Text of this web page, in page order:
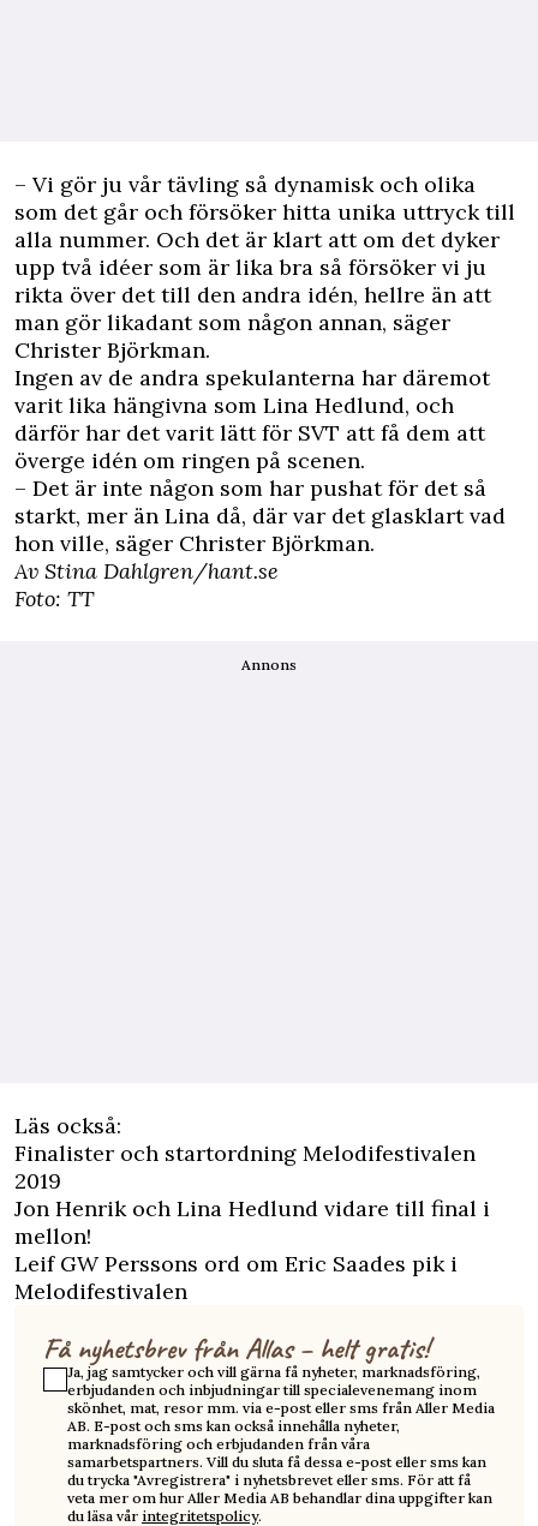
– Vi gör ju vår tävling så dynamisk och olika
som det går och försöker hitta unika uttryck till
alla nummer. Och det är klart att om det dyker
upp två idéer som är lika bra så försöker vi ju
rikta över det till den andra idén, hellre än att
man gör likadant som någon annan, säger
Christer Björkman.
Ingen av de andra spekulanterna har däremot
varit lika hängivna som Lina Hedlund, och
därför har det varit lätt för SVT att få dem att
överge idén om ringen på scenen.
– Det är inte någon som har pushat för det så
starkt, mer än Lina då, där var det glasklart vad
hon ville, säger Christer Björkman.
Av Stina Dahlgren/hant.se
Foto: TT
Annons
Läs också:
Finalister och startordning Melodifestivalen
2019
Jon Henrik och Lina Hedlund vidare till final i
mellon!
Leif GW Perssons ord om Eric Saades pik i
Melodifestivalen
Få nyhetsbrev från Allas – helt gratis!
Ja, jag samtycker och vill gärna få nyheter, marknadsföring,
erbjudanden och inbjudningar till specialevenemang inom
skönhet, mat, resor mm. via e-post eller sms från Aller Media
AB. E-post och sms kan också innehålla nyheter,
marknadsföring och erbjudanden från våra
samarbetspartners. Vill du sluta få dessa e-post eller sms kan
du trycka "Avregistrera" i nyhetsbrevet eller sms. För att få
veta mer om hur Aller Media AB behandlar dina uppgifter kan
du läsa vår integritetspolicy.